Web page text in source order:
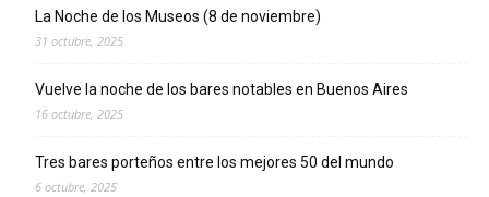
La Noche de los Museos (8 de noviembre)
31 octubre, 2025
Vuelve la noche de los bares notables en Buenos Aires
16 octubre, 2025
Tres bares porteños entre los mejores 50 del mundo
6 octubre, 2025